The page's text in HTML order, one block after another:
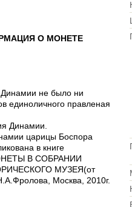
О МОНЕТЕ
не было ни
единоличного правленая
Динамии.
царицы Боспора
в книге
В СОБРАНИИ
МУЗЕЯ(от
Москва, 2010г.